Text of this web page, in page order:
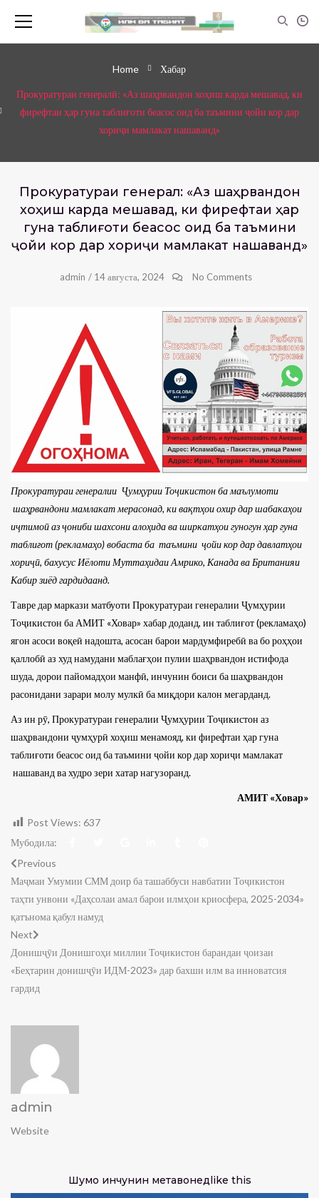
Home Хабар
Прокуратураи генералӣ: «Аз шаҳрвандон хоҳиш карда мешавад, ки
фирефтаи ҳар гуна таблиғоти беасос оид ба таъмини ҷойи кор дар
хориҷи мамлакат нашаванд»
Прокуратураи генералӣ: «Аз шаҳрвандон
хоҳиш карда мешавад, ки фирефтаи ҳар
гуна таблиғоти беасос оид ба таъмини
ҷойи кор дар хориҷи мамлакат нашаванд»
admin / 14 августа, 2024 No Comments
Прокуратураи генералии Ҷумҳурии Тоҷикистон ба маълумоти
шаҳрвандони мамлакат мерасонад, ки вақтҳои охир дар шабакаҳои
иҷтимоӣ аз ҷониби шахсони алоҳида ва ширкатҳои гуногун ҳар гуна
таблиғот (рекламаҳо) вобаста ба таъмини ҷойи кор дар давлатҳои
хориҷӣ, бахусус Иёлоти Муттаҳидаи Амрико, Канада ва Британияи
Кабир зиёд гардидаанд.
Тавре дар маркази матбуоти Прокуратураи генералии Ҷумҳурии
Тоҷикистон ба АМИТ «Ховар» хабар доданд, ин таблиғот (рекламаҳо)
ягон асоси воқеӣ надошта, асосан барои мардумфиребӣ ва бо роҳҳои
қаллобӣ аз худ намудани маблағҳои пулии шаҳрвандон истифода
шуда, дорои пайомадҳои манфӣ, инчунин боиси ба шаҳрвандон
расонидани зарари молу мулкӣ ба миқдори калон мегарданд.
Аз ин рӯ, Прокуратураи генералии Ҷумҳурии Тоҷикистон аз
шаҳрвандони ҷумҳурӣ хоҳиш менамояд, ки фирефтаи ҳар гуна
таблиғоти беасос оид ба таъмини ҷойи кор дар хориҷи мамлакат
нашаванд ва худро зери хатар нагузоранд.
АМИТ «Ховар»
Post Views: 637
Мубодила:
Previous
Маҷмаи Умумии СММ доир ба ташаббуси навбатии Тоҷикистон
таҳти унвони «Даҳсолаи амал барои илмҳои криосфера, 2025-2034»
қатънома қабул намуд
Next
Донишҷӯи Донишгоҳи миллии Тоҷикистон барандаи ҷоизаи
«Беҳтарин донишҷӯи ИДМ-2023» дар бахши илм ва инноватсия
гардид
admin
Website
Шумо инчунин метавонедlike this